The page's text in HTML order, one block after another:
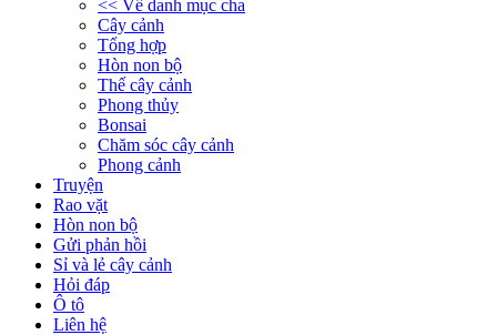
<< Về danh mục cha
Cây cảnh
Tổng hợp
Hòn non bộ
Thế cây cảnh
Phong thủy
Bonsai
Chăm sóc cây cảnh
Phong cảnh
Truyện
Rao vặt
Hòn non bộ
Gửi phản hồi
Sỉ và lẻ cây cảnh
Hỏi đáp
Ô tô
Liên hệ